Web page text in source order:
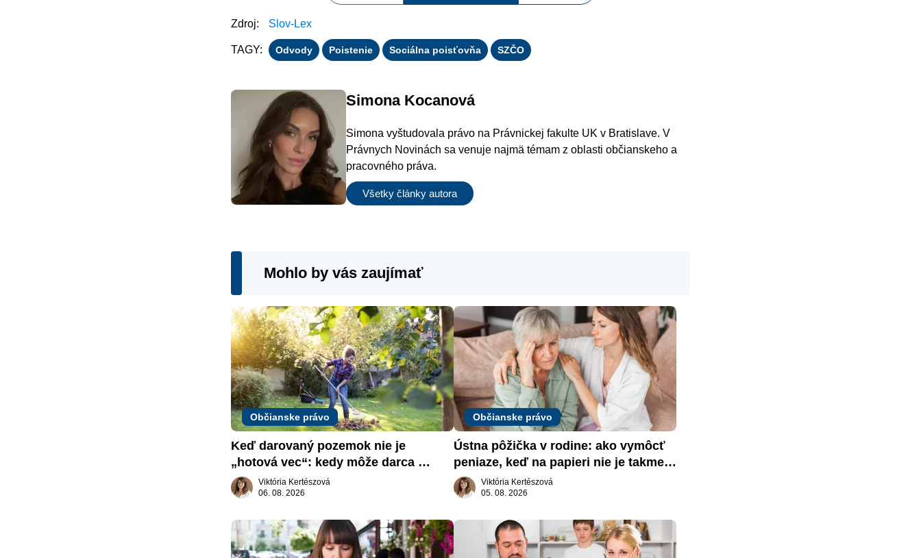
Zdroj: Slov-Lex
TAGY: Odvody Poistenie Sociálna poisťovňa SZČO
Simona Kocanová
Simona vyštudovala právo na Právnickej fakulte UK v Bratislave. V
Právnych Novinách sa venuje najmä témam z oblasti občianskeho a
pracovného práva.
Všetky články autora
Mohlo by vás zaujímať
Občianske právo
Keď darovaný pozemok nie je
„hotová vec“: kedy môže darca
žiadať dar späť
Viktória Kertészová
06. 08. 2026
Občianske právo
Ústna pôžička v rodine: ako vymôcť
peniaze, keď na papieri nie je takmer
nič
Viktória Kertészová
05. 08. 2026